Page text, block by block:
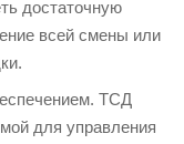
достаточную
всей смены или
ТСД
для управления